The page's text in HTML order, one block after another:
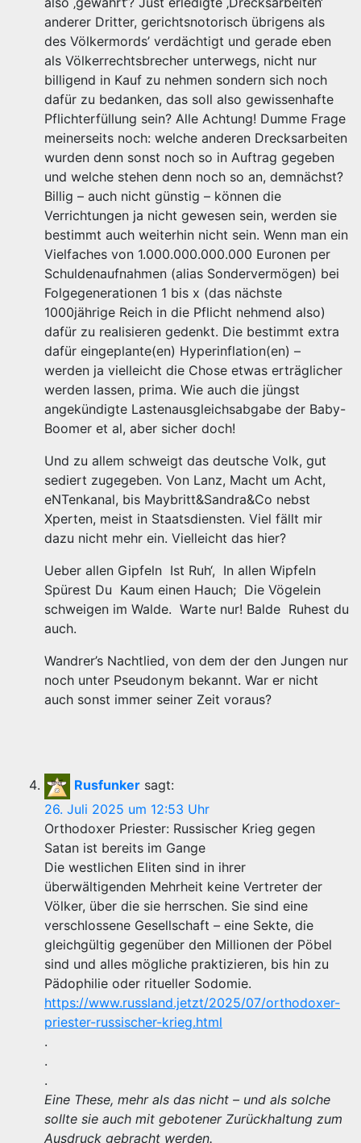
anderer Dritter, gerichtsnotorisch übrigens als
des Völkermords’ verdächtigt und gerade eben
als Völkerrechtsbrecher unterwegs, nicht nur
billigend in Kauf zu nehmen sondern sich noch
dafür zu bedanken, das soll also gewissenhafte
Pflichterfüllung sein? Alle Achtung! Dumme Frage
meinerseits noch: welche anderen Drecksarbeiten
wurden denn sonst noch so in Auftrag gegeben
und welche stehen denn noch so an, demnächst?
Billig – auch nicht günstig – können die
Verrichtungen ja nicht gewesen sein, werden sie
bestimmt auch weiterhin nicht sein. Wenn man ein
Vielfaches von 1.000.000.000.000 Euronen per
Schuldenaufnahmen (alias Sondervermögen) bei
Folgegenerationen 1 bis x (das nächste
1000jährige Reich in die Pflicht nehmend also)
dafür zu realisieren gedenkt. Die bestimmt extra
dafür eingeplante(en) Hyperinflation(en) –
werden ja vielleicht die Chose etwas erträglicher
werden lassen, prima. Wie auch die jüngst
angekündigte Lastenausgleichsabgabe der Baby-
Boomer et al, aber sicher doch!
Und zu allem schweigt das deutsche Volk, gut
sediert zugegeben. Von Lanz, Macht um Acht,
eNTenkanal, bis Maybritt&Sandra&Co nebst
Xperten, meist in Staatsdiensten. Viel fällt mir
dazu nicht mehr ein. Vielleicht das hier?
Ueber allen Gipfeln Ist Ruh‘, In allen Wipfeln
Spürest Du Kaum einen Hauch; Die Vögelein
schweigen im Walde. Warte nur! Balde Ruhest du
auch.
Wandrer’s Nachtlied, von dem der den Jungen nur
noch unter Pseudonym bekannt. War er nicht
auch sonst immer seiner Zeit voraus?
Rusfunker sagt:
26. Juli 2025 um 12:53 Uhr
Orthodoxer Priester: Russischer Krieg gegen
Satan ist bereits im Gange
Die westlichen Eliten sind in ihrer
überwältigenden Mehrheit keine Vertreter der
Völker, über die sie herrschen. Sie sind eine
verschlossene Gesellschaft – eine Sekte, die
gleichgültig gegenüber den Millionen der Pöbel
sind und alles mögliche praktizieren, bis hin zu
Pädophilie oder ritueller Sodomie.
https://www.russland.jetzt/2025/07/orthodoxer-
priester-russischer-krieg.html
.
.
.
Eine These, mehr als das nicht – und als solche
sollte sie auch mit gebotener Zurückhaltung zum
Ausdruck gebracht werden.